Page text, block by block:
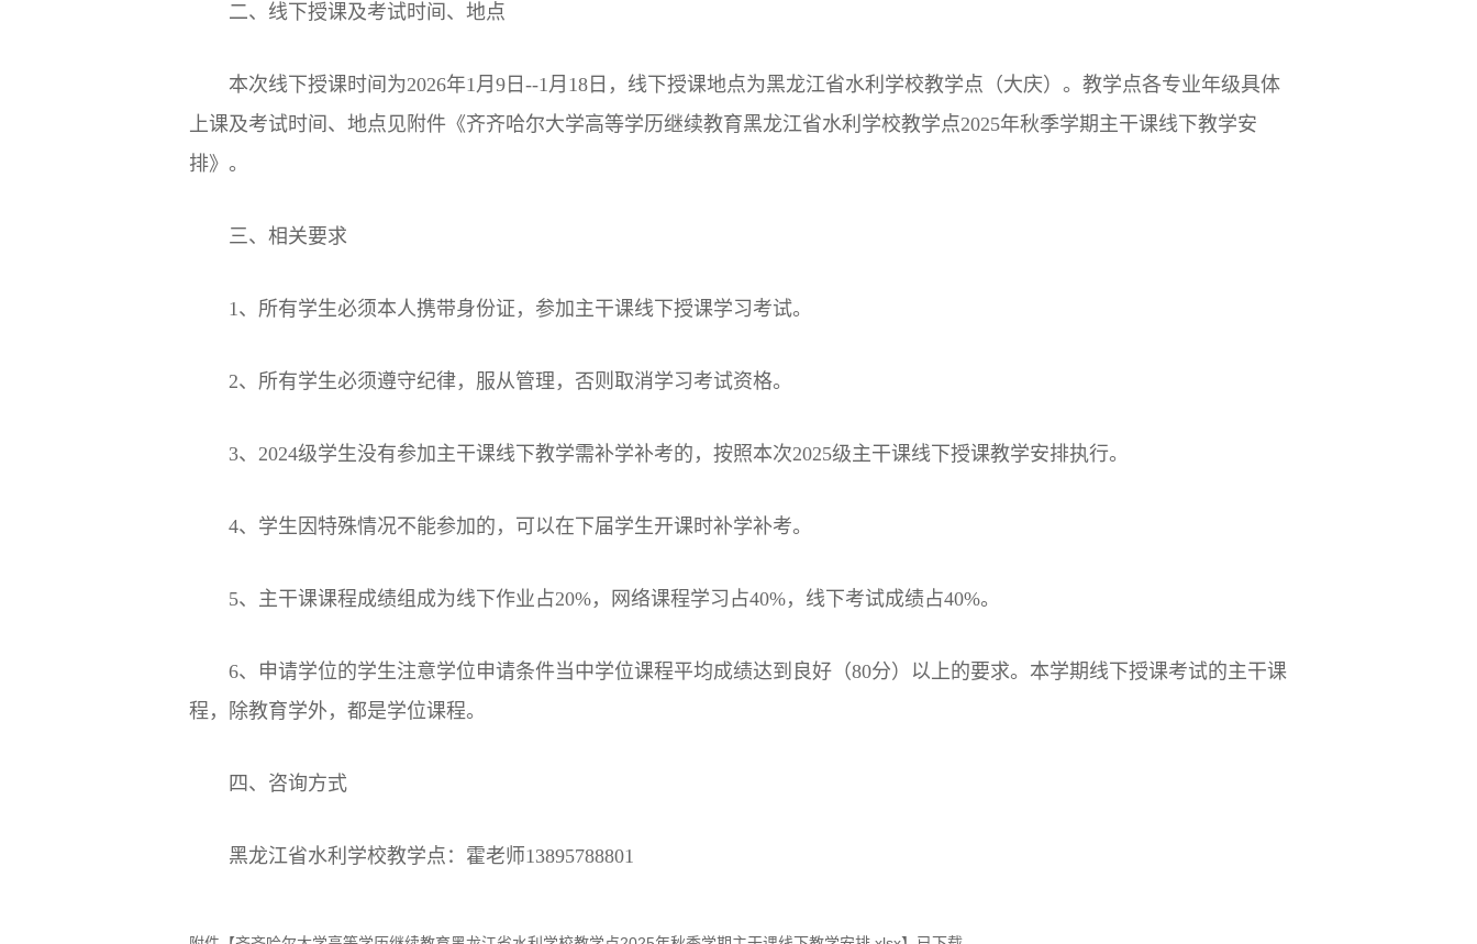
二、线下授课及考试时间、地点
本次线下授课时间为2026年1月9日--1月18日，线下授课地点为黑龙江省水利学校教学点（大庆）。教学点各专业年级具体
上课及考试时间、地点见附件《齐齐哈尔大学高等学历继续教育黑龙江省水利学校教学点2025年秋季学期主干课线下教学安
排》。
三、相关要求
1、所有学生必须本人携带身份证，参加主干课线下授课学习考试。
2、所有学生必须遵守纪律，服从管理，否则取消学习考试资格。
3、2024级学生没有参加主干课线下教学需补学补考的，按照本次2025级主干课线下授课教学安排执行。
4、学生因特殊情况不能参加的，可以在下届学生开课时补学补考。
5、主干课课程成绩组成为线下作业占20%，网络课程学习占40%，线下考试成绩占40%。
6、申请学位的学生注意学位申请条件当中学位课程平均成绩达到良好（80分）以上的要求。本学期线下授课考试的主干课
程，除教育学外，都是学位课程。
四、咨询方式
黑龙江省水利学校教学点：霍老师13895788801